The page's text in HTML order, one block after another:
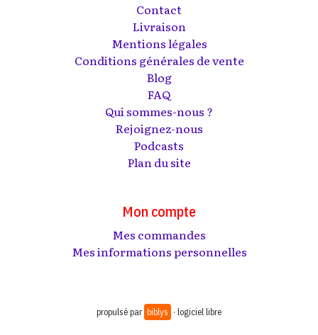
Contact
Livraison
Mentions légales
Conditions générales de vente
Blog
FAQ
Qui sommes-nous ?
Rejoignez-nous
Podcasts
Plan du site
Mon compte
Mes commandes
Mes informations personnelles
propulsé par biblys · logiciel libre